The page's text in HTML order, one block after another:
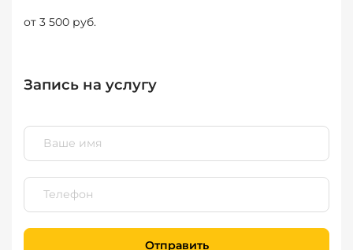
от 3 500 руб.
Запись на услугу
Отправить